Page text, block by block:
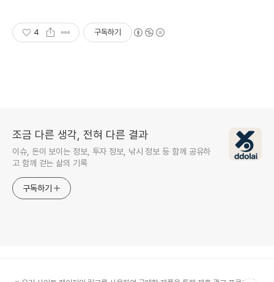
4 구독하기
조금 다른 생각, 전혀 다른 결과
이슈, 돈이 보이는 정보, 투자 정보, 낚시 정보 등 함께 공유하
고 함께 걷는 삶의 기록
구독하기